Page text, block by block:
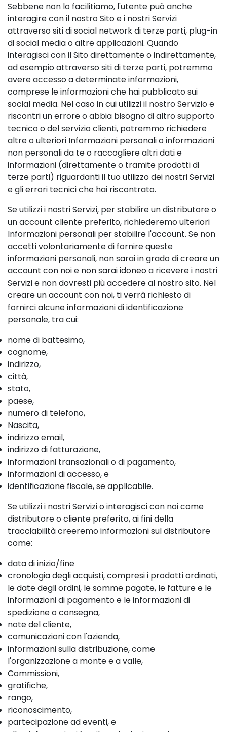
Sebbene non lo facilitiamo, l'utente può anche
interagire con il nostro Sito e i nostri Servizi
attraverso siti di social network di terze parti, plug-in
di social media o altre applicazioni. Quando
interagisci con il Sito direttamente o indirettamente,
ad esempio attraverso siti di terze parti, potremmo
avere accesso a determinate informazioni,
comprese le informazioni che hai pubblicato sui
social media. Nel caso in cui utilizzi il nostro Servizio e
riscontri un errore o abbia bisogno di altro supporto
tecnico o del servizio clienti, potremmo richiedere
altre o ulteriori Informazioni personali o informazioni
non personali da te o raccogliere altri dati e
informazioni (direttamente o tramite prodotti di
terze parti) riguardanti il tuo utilizzo dei nostri Servizi
e gli errori tecnici che hai riscontrato.
Se utilizzi i nostri Servizi, per stabilire un distributore o
un account cliente preferito, richiederemo ulteriori
Informazioni personali per stabilire l'account. Se non
accetti volontariamente di fornire queste
informazioni personali, non sarai in grado di creare un
account con noi e non sarai idoneo a ricevere i nostri
Servizi e non dovresti più accedere al nostro sito. Nel
creare un account con noi, ti verrà richiesto di
fornirci alcune informazioni di identificazione
personale, tra cui:
nome di battesimo,
cognome,
indirizzo,
città,
stato,
paese,
numero di telefono,
Nascita,
indirizzo email,
indirizzo di fatturazione,
informazioni transazionali o di pagamento,
informazioni di accesso, e
identificazione fiscale, se applicabile.
Se utilizzi i nostri Servizi o interagisci con noi come
distributore o cliente preferito, ai fini della
tracciabilità creeremo informazioni sul distributore
come:
data di inizio/fine
cronologia degli acquisti, compresi i prodotti ordinati,
le date degli ordini, le somme pagate, le fatture e le
informazioni di pagamento e le informazioni di
spedizione o consegna,
note del cliente,
comunicazioni con l'azienda,
informazioni sulla distribuzione, come
l'organizzazione a monte e a valle,
Commissioni,
gratifiche,
rango,
riconoscimento,
partecipazione ad eventi, e